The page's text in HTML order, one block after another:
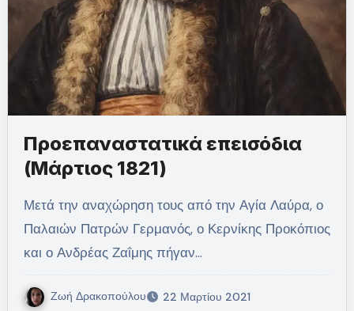
Προεπαναστατικά επεισόδια
(Μάρτιος 1821)
Μετά την αναχώρηση τους από την Αγία Λαύρα, ο
Παλαιών Πατρών Γερμανός, ο Κερνίκης Προκόπιος
και ο Ανδρέας Ζαΐμης πήγαν…
Ζωή Δρακοπούλου 22 Μαρτίου 2021